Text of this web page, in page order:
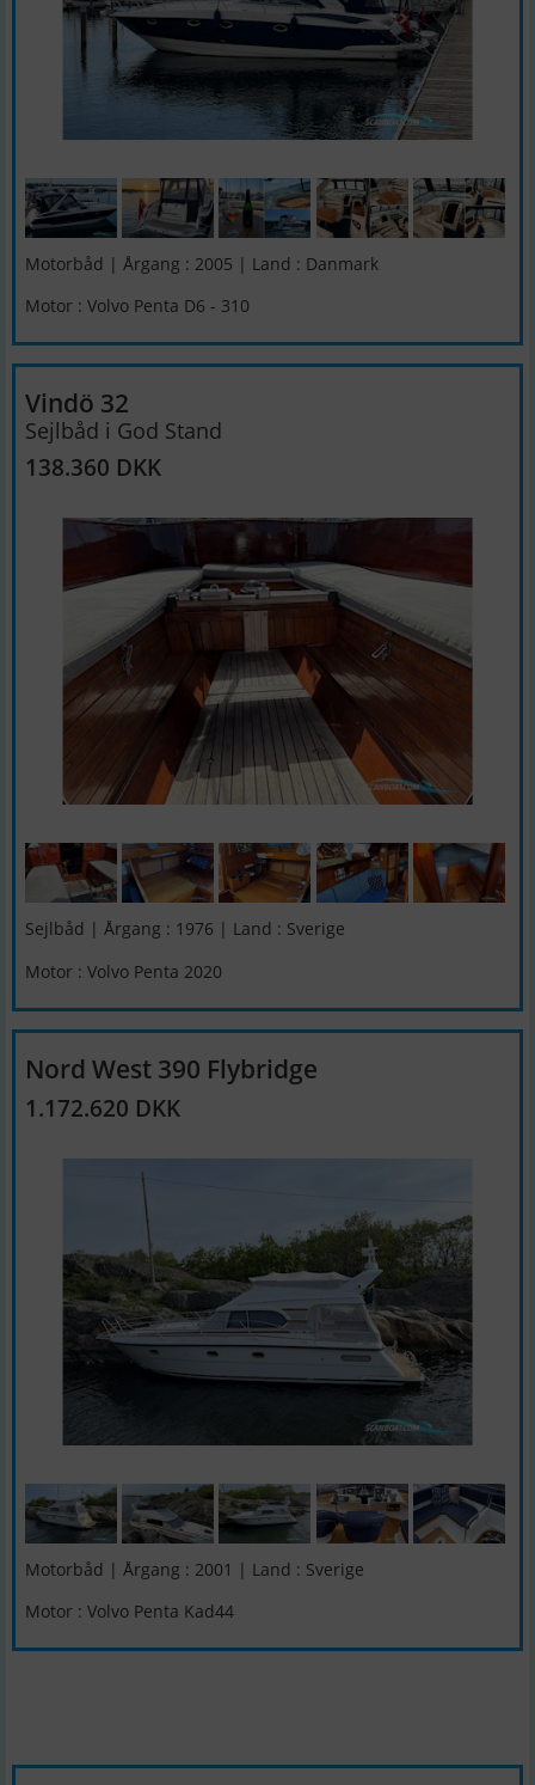
Motorbåd | Årgang : 2005 | Land : Danmark
Motor : Volvo Penta D6 - 310
Vindö 32
Sejlbåd i God Stand
138.360 DKK
Sejlbåd | Årgang : 1976 | Land : Sverige
Motor : Volvo Penta 2020
Nord West 390 Flybridge
1.172.620 DKK
Motorbåd | Årgang : 2001 | Land : Sverige
Motor : Volvo Penta Kad44